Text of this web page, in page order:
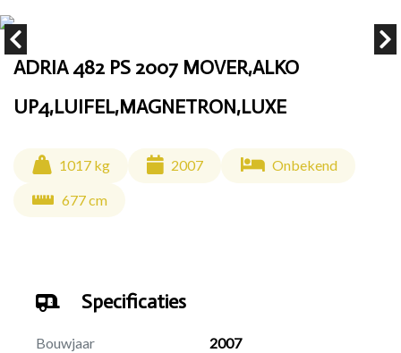
ADRIA 482 PS 2007 MOVER,ALKO
UP4,LUIFEL,MAGNETRON,LUXE
1017 kg 2007 Onbekend
677 cm
Specificaties
Bouwjaar
2007